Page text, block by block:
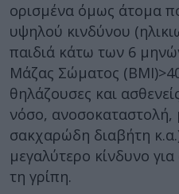
ορισμένα όμως άτομα
υψηλού κινδύνου
παιδιά κάτω των 6
Μάζας Σώματος
θηλάζουσες και
νόσο,
σακχαρώδη διαβήτη
μεγαλύτερο κίνδυνο
τη γρίπη.